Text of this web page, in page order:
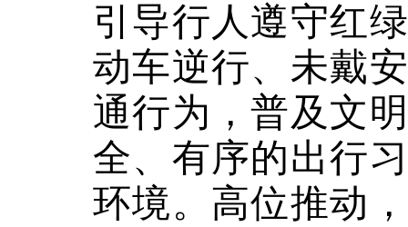
引导行人遵守红
动车逆行、未戴
通行为，普及文
全、有序的出行
环境。 高位推动